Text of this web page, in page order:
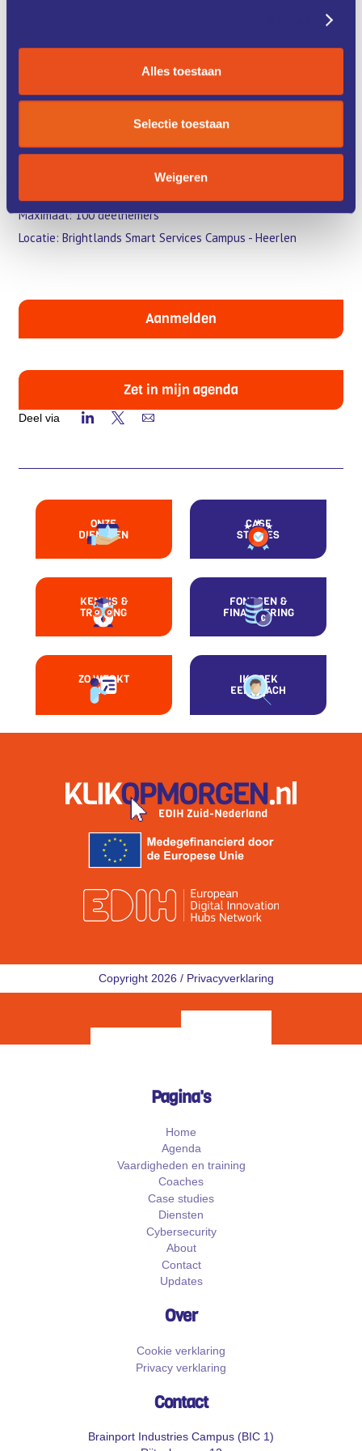
Alles toestaan
Selectie toestaan
Weigeren
hoe je ermee aan de slag gaat.
Klik onderaan de button om je aan te melden
Programma
Datum: 25 september 2025
Maximaal: 100 deelnemers
Locatie: Brightlands Smart Services Campus - Heerlen
Aanmelden
Zet in mijn agenda
Deel via
ONZE
DIENSTEN
CASE
STUDIES
KENNIS &
TRAINING
FONDSEN &
FINANCIERING
ZO WERKT
HET
IK ZOEK
EEN COACH
Copyright 2026 / Privacyverklaring
Pagina's
Home
Agenda
Vaardigheden en training
Coaches
Case studies
Diensten
Cybersecurity
About
Contact
Updates
Over
Cookie verklaring
Privacy verklaring
Contact
Brainport Industries Campus (BIC 1)